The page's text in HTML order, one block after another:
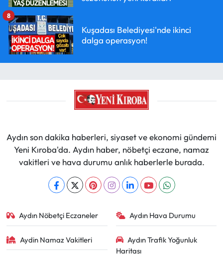
Kuşadası Belediyesi'nde ikinci
dalga operasyon!
8
Aydın son dakika haberleri, siyaset ve ekonomi gündemi
Yeni Kıroba'da. Aydın haber, nöbetçi eczane, namaz
vakitleri ve hava durumu anlık haberlerle burada.
Aydın Nöbetçi Eczaneler Aydın Hava Durumu
Aydin Namaz Vakitleri
Aydın Trafik Yoğunluk
Haritası